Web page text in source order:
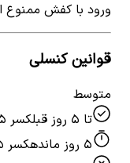
ورود با کفش
قوانین کنسلی
متوسط
تا ۵ روز قبل
کسر ۱۵٪
۵ روز مانده
کسر ۱۵٪ + شب اول + ۵۰٪